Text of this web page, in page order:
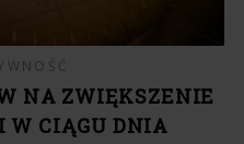
NA ZWIĘKSZENIE
W CIĄGU DNIA